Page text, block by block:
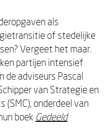
als
of stedelijke
Vergeet het maar.
partijen intensief
de adviseurs Pascal
van Strategie en
onderdeel van
boek Gedeeld